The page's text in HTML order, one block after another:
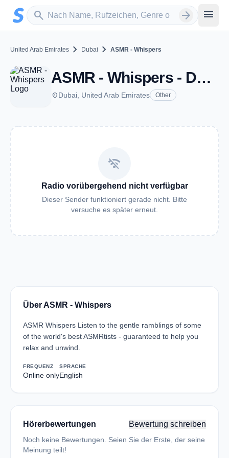
Zum Hauptinhalt springen
search
Sender suchen arrow_forward menu
United Arab Emirates chevron_right Dubai chevron_right ASMR - Whispers
ASMR - Whispers - Dubai
placeDubai, United Arab Emirates Other
wifi_off
Radio vorübergehend nicht verfügbar
Dieser Sender funktioniert gerade nicht. Bitte
versuche es später erneut.
Über ASMR - Whispers
ASMR Whispers Listen to the gentle ramblings of some
of the world's best ASMRtists - guaranteed to help you
relax and unwind.
FREQUENZ
Online only
SPRACHE
English
Hörerbewertungen Bewertung schreiben
Noch keine Bewertungen. Seien Sie der Erste, der seine
Meinung teilt!